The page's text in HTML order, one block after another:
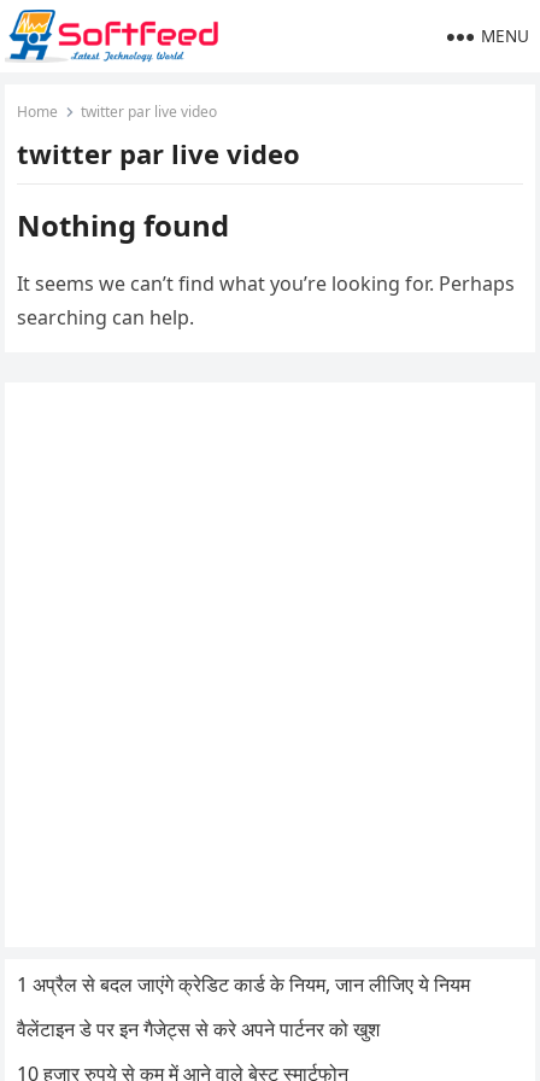
MENU
Home twitter par live video
twitter par live video
Nothing found
It seems we can’t find what you’re looking for. Perhaps
searching can help.
1 अप्रैल से बदल जाएंगे क्रेडिट कार्ड के नियम, जान लीजिए ये नियम
वैलेंटाइन डे पर इन गैजेट्स से करे अपने पार्टनर को खुश
10 हजार रुपये से कम में आने वाले बेस्ट स्मार्टफोन